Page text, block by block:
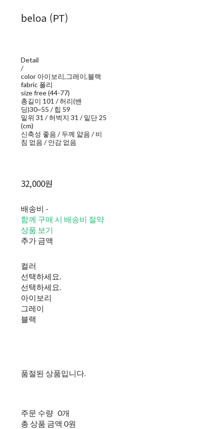
beloa (PT)
Detail
/
color 아이보리,그레이,블랙
fabric 폴리
size free (44-77)
총길이 101 / 허리(밴
딩)30~55 / 힙 59
밑위 31 / 허벅지 31 / 밑단 25
(cm)
신축성 좋음 / 두께 얇음 / 비
침 없음 / 안감 없음
32,000원
배송비 -
함께 구매 시 배송비 절약
상품 보기
추가 금액
컬러
선택하세요.
선택하세요.
아이보리
그레이
블랙
품절된 상품입니다.
주문 수량 0개
총 상품 금액 0원